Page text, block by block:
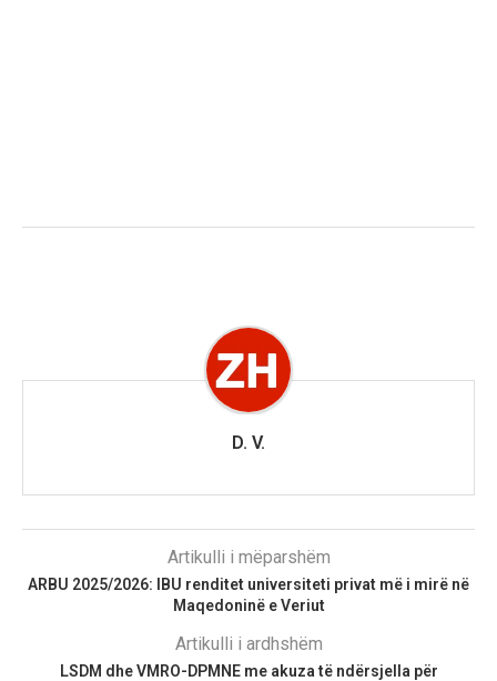
D. V.
Artikulli i mëparshëm
ARBU 2025/2026: IBU renditet universiteti privat më i mirë në
Maqedoninë e Veriut
Artikulli i ardhshëm
LSDM dhe VMRO-DPMNE me akuza të ndërsjella për